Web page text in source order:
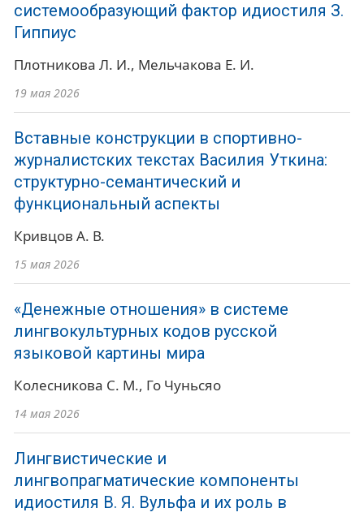
системообразующий фактор идиостиля З.
Гиппиус
Плотникова Л. И. Мельчакова Е. И.
19 мая 2026
Вставные конструкции в спортивно-
журналистских текстах Василия Уткина:
структурно-семантический и
функциональный аспекты
Кривцов А. В.
15 мая 2026
«Денежные отношения» в системе
лингвокультурных кодов русской
языковой картины мира
Колесникова С. М. Го Чуньсяо
14 мая 2026
Лингвистические и
лингвопрагматические компоненты
идиостиля В. Я. Вульфа и их роль в